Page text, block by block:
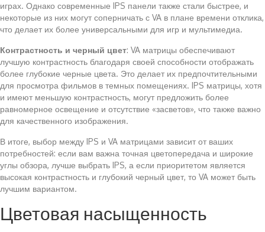
играх. Однако современные IPS панели также стали быстрее, и
некоторые из них могут соперничать с VA в плане времени отклика,
что делает их более универсальными для игр и мультимедиа.
Контрастность и черный цвет: VA матрицы обеспечивают
лучшую контрастность благодаря своей способности отображать
более глубокие черные цвета. Это делает их предпочтительными
для просмотра фильмов в темных помещениях. IPS матрицы, хотя
и имеют меньшую контрастность, могут предложить более
равномерное освещение и отсутствие «засветов», что также важно
для качественного изображения.
В итоге, выбор между IPS и VA матрицами зависит от ваших
потребностей: если вам важна точная цветопередача и широкие
углы обзора, лучше выбрать IPS, а если приоритетом является
высокая контрастность и глубокий черный цвет, то VA может быть
лучшим вариантом.
Цветовая насыщенность